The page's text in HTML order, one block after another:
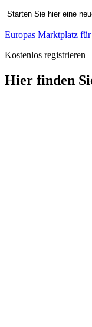
Europas Marktplatz
Kostenlos registrieren
Hier finden